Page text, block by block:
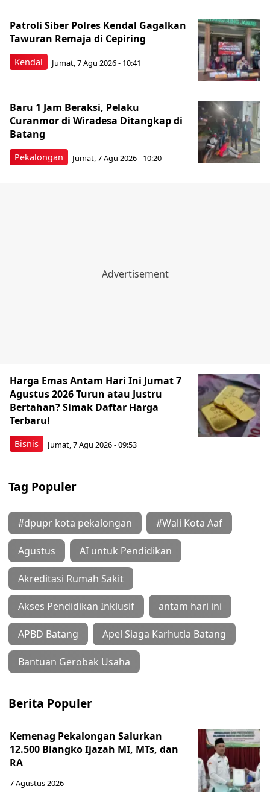
Kendal
Patroli Siber Polres Kendal Gagalkan
Tawuran Remaja di Cepiring
Jumat, 7 Agu 2026 - 10:41
Pekalongan
Baru 1 Jam Beraksi, Pelaku
Curanmor di Wiradesa Ditangkap di
Batang
Jumat, 7 Agu 2026 - 10:20
Bisnis
Harga Emas Antam Hari Ini Jumat 7
Agustus 2026 Turun atau Justru
Bertahan? Simak Daftar Harga
Terbaru!
Jumat, 7 Agu 2026 - 09:53
Tag Populer
#dpupr kota pekalongan #Wali Kota Aaf
Agustus AI untuk Pendidikan
Akreditasi Rumah Sakit
Akses Pendidikan Inklusif antam hari ini
APBD Batang Apel Siaga Karhutla Batang
Bantuan Gerobak Usaha
Berita Populer
Kemenag Pekalongan Salurkan
12.500 Blangko Ijazah MI, MTs, dan
RA
7 Agustus 2026